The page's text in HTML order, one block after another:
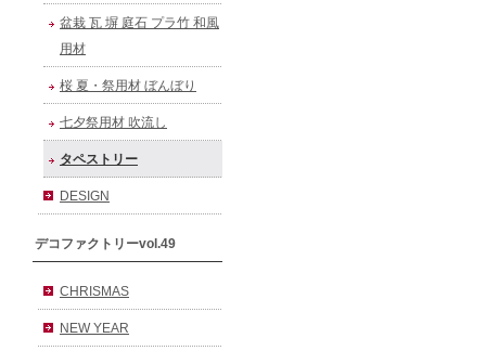
盆栽 瓦 塀 庭石 プラ竹 和風
用材
桜 夏・祭用材 ぼんぼり
七夕祭用材 吹流し
タペストリー
DESIGN
デコファクトリーvol.49
CHRISMAS
NEW YEAR